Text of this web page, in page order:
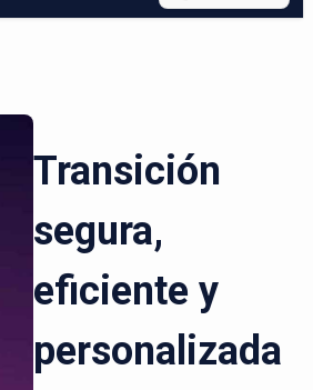
Transición
segura,
eficiente y
personalizada